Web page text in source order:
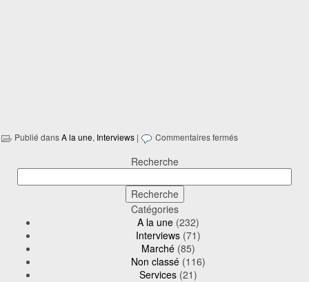
Publié dansA la une, Interviews | Commentaires fermés
Recherche
Catégories
A la une (232)
Interviews (71)
Marché (85)
Non classé (116)
Services (21)